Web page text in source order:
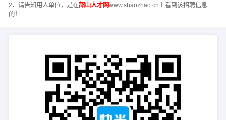
2、请告知用人单位，是在韶山人才网www.shaozhao.cn上看到该招聘信息
的！